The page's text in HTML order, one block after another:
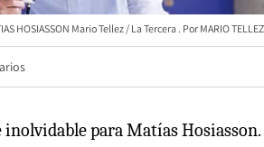
HOSIASSON Mario Tellez / La Tercera MARIO TELLEZ
inolvidable para Matías Hosiasson.